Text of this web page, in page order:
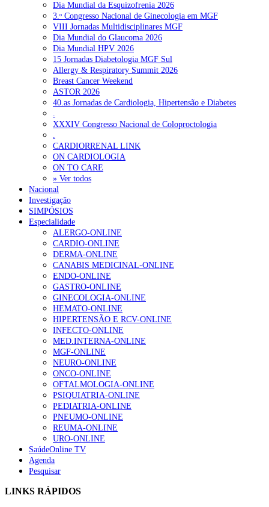
Estudantes de Medicina representados na 79.ª World Health
Assembly 6 de Agosto, 2026
SCORA X-Change Portugal promove formação internacional
em saúde sexual e reprodutiva
6 de Agosto, 2026
ANEM reúne com coordenador do Pacto Estratégico para a
Saúde
6 de Agosto, 2026
Sindicato diz que nova carreira de médicos dentistas reforça
estabilidade no SNS 6 de Agosto, 2026
NOTÍCIAS MAIS LIDAS
Enfermagem Forense. “Da urgência ao tribunal, cada
gesto conta e cada profissional faz a diferença”
202 visualizações
Alguns milhares de utentes podem ficar sem médico de
família com nova regras do registo, alerta associação
175 visualizações
Quase quatro em cada dez doentes com enfarte
apresentavam níveis elevados de Lp(a), revela estudo
86 visualizações
“Os programas de rastreio do cancro do pulmão são
custo-efetivos e representam um investimento
sustentável para os sistemas de saúde”
66 visualizações
Trodelvy aprovado para primeira linha no cancro da
mama triplo negativo metastático em doentes não
elegíveis para inibidores PD-(L)1
Dia Mundial da Esquizofrenia 2026
3.ᵒ Congresso Nacional de Ginecologia em MGF
VIII Jornadas Multidisciplinares MGF
Dia Mundial do Glaucoma 2026
Dia Mundial HPV 2026
15 Jornadas Diabetologia MGF Sul
Allergy & Respiratory Summit 2026
Breast Cancer Weekend
ASTOR 2026
40.as Jornadas de Cardiologia, Hipertensão e Diabetes
.
XXXIV Congresso Nacional de Coloproctologia
.
CARDIORRENAL LINK
ON CARDIOLOGIA
ON TO CARE
» Ver todos
Nacional
Investigação
SIMPÓSIOS
Especialidade
ALERGO-ONLINE
CARDIO-ONLINE
DERMA-ONLINE
CANABIS MEDICINAL-ONLINE
ENDO-ONLINE
GASTRO-ONLINE
GINECOLOGIA-ONLINE
HEMATO-ONLINE
HIPERTENSÃO E RCV-ONLINE
INFECTO-ONLINE
MED.INTERNA-ONLINE
MGF-ONLINE
NEURO-ONLINE
ONCO-ONLINE
OFTALMOLOGIA-ONLINE
PSIQUIATRIA-ONLINE
PEDIATRIA-ONLINE
PNEUMO-ONLINE
REUMA-ONLINE
URO-ONLINE
SaúdeOnline TV
Agenda
Pesquisar
LINKS RÁPIDOS